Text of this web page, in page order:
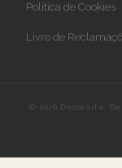
Política de Cookies
Livro de
© 2026 Decorarte,